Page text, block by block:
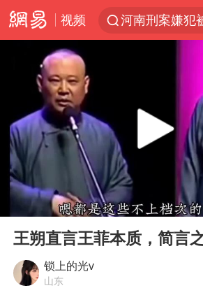
视频
国乒女单三
光影经济撬动
陈思诚零点
郑丽文：台湾
情侣平潭拍日
Play
00:00
王朔直言王菲本质，简言
锁上的光v
山东